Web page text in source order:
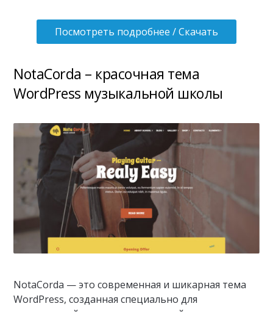
Посмотреть подробнее / Скачать
NotaCorda – красочная тема
WordPress музыкальной школы
NotaCorda — это современная и шикарная тема
WordPress, созданная специально для